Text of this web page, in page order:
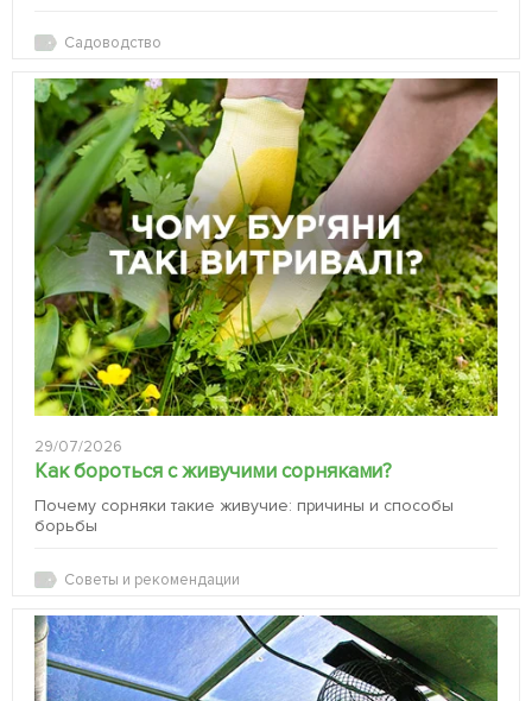
Садоводство
29/07/2026
Как бороться с живучими сорняками?
Почему сорняки такие живучие: причины и способы
борьбы
Советы и рекомендации